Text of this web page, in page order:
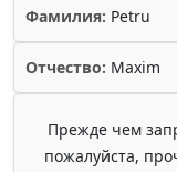
Фамилия: Petru
Отчество: Maxim
Прежде чем
пожалуйста,